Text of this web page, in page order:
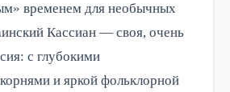
временем для необычных
Кассиан — своя, очень
с глубокими
и яркой фольклорной